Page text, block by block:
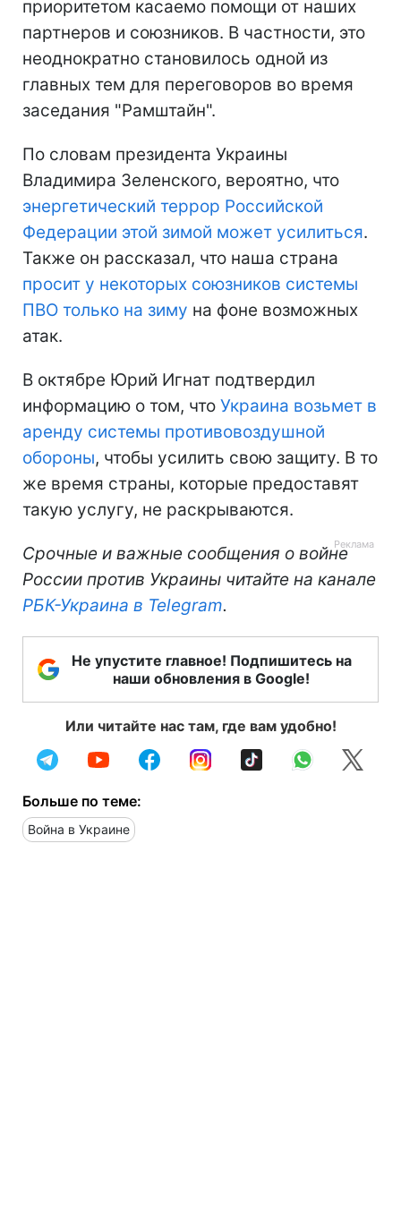
приоритетом касаемо помощи от наших
партнеров и союзников. В частности, это
неоднократно становилось одной из
главных тем для переговоров во время
заседания "Рамштайн".
По словам президента Украины
Владимира Зеленского, вероятно, что
энергетический террор Российской
Федерации этой зимой может усилиться.
Также он рассказал, что наша страна
просит у некоторых союзников системы
ПВО только на зиму на фоне возможных
атак.
В октябре Юрий Игнат подтвердил
информацию о том, что Украина возьмет в
аренду системы противовоздушной
обороны, чтобы усилить свою защиту. В то
же время страны, которые предоставят
такую услугу, не раскрываются.
Срочные и важные сообщения о войне
России против Украины читайте на канале
РБК-Украина в Telegram.
Не упустите главное! Подпишитесь на
наши обновления в Google!
Или читайте нас там, где вам удобно!
Больше по теме:
Война в Украине